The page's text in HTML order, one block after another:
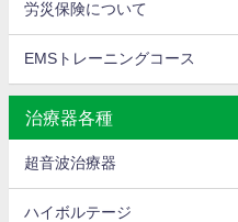
労災保険について
EMSトレーニングコース
治療器各種
超音波治療器
ハイボルテージ